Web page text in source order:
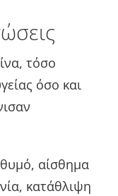
τόσο
όσο και
αίσθημα
κατάθλιψη